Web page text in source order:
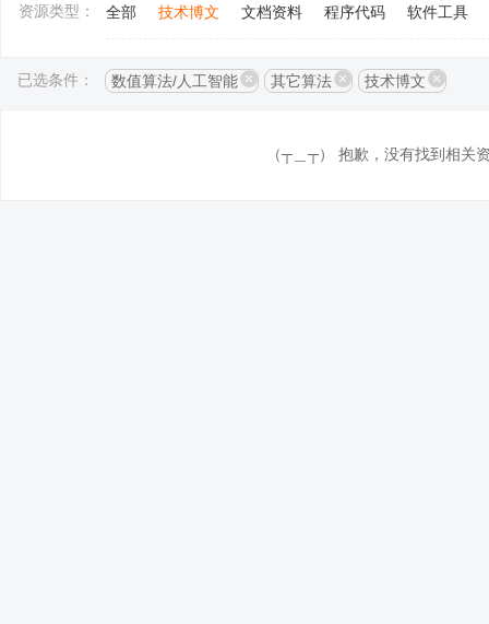
资源类型： 全部 技术博文 文档资料 程序代码 软件工具
已选条件： 数值算法/人工智能 其它算法 技术博文
（┬＿┬） 抱歉，没有找到相关